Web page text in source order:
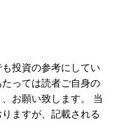
投資の参考にしてい
っては読者ご自身の
お願い致します。 当
ますが、記載される